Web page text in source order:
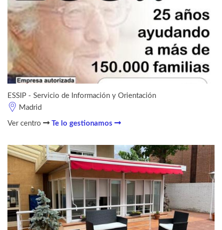
ESSIP - Servicio de Información y Orientación
Madrid
Ver centro Te lo gestionamos